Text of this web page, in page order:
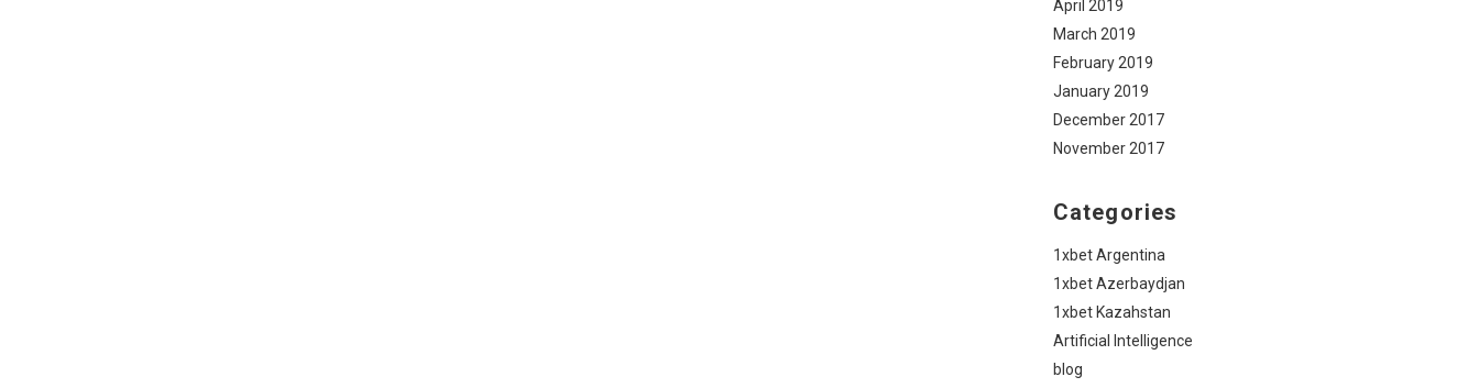
April 2019
March 2019
February 2019
January 2019
December 2017
November 2017
Categories
1xbet Argentina
1xbet Azerbaydjan
1xbet Kazahstan
Artificial Intelligence
blog